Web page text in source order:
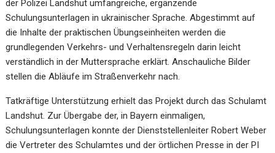
der Polizei Landshut umfangreiche, ergänzende
Schulungsunterlagen in ukrainischer Sprache. Abgestimmt auf
die Inhalte der praktischen Übungseinheiten werden die
grundlegenden Verkehrs- und Verhaltensregeln darin leicht
verständlich in der Muttersprache erklärt. Anschauliche Bilder
stellen die Abläufe im Straßenverkehr nach.
Tatkräftige Unterstützung erhielt das Projekt durch das Schulamt
Landshut. Zur Übergabe der, in Bayern einmaligen,
Schulungsunterlagen konnte der Dienststellenleiter Robert Weber
die Vertreter des Schulamtes und der örtlichen Presse in der PI